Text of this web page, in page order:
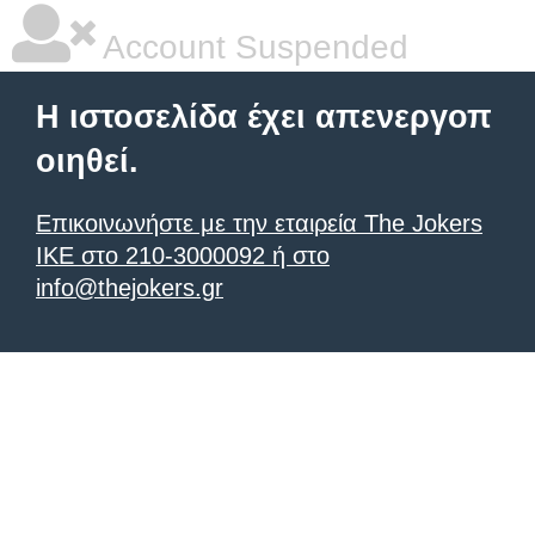
Account Suspended
Η ιστοσελίδα έχει απενεργοπ
οιηθεί.
Επικοινωνήστε με την εταιρεία The Jokers
IKE στο 210-3000092 ή στο
info@thejokers.gr